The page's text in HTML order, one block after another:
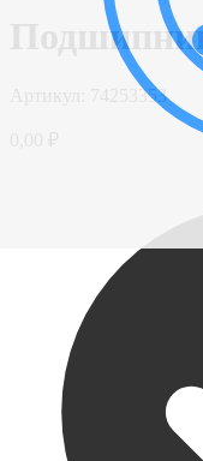
74253353